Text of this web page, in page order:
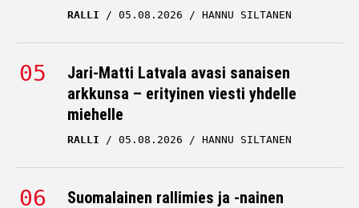
RALLI 05.08.2026 HANNU SILTANEN
Jari-Matti Latvala avasi sanaisen
arkkunsa – erityinen viesti yhdelle
miehelle
RALLI 05.08.2026 HANNU SILTANEN
Suomalainen rallimies ja -nainen